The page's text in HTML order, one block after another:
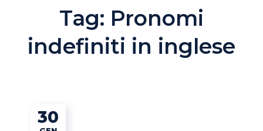
Tag: Pronomi
indefiniti in inglese
30